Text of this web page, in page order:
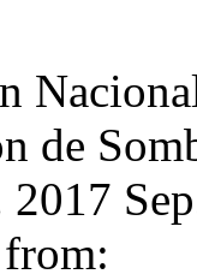
de